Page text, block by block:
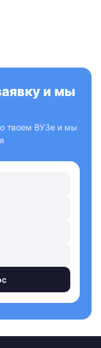
и мы
твоем ВУЗе и мы